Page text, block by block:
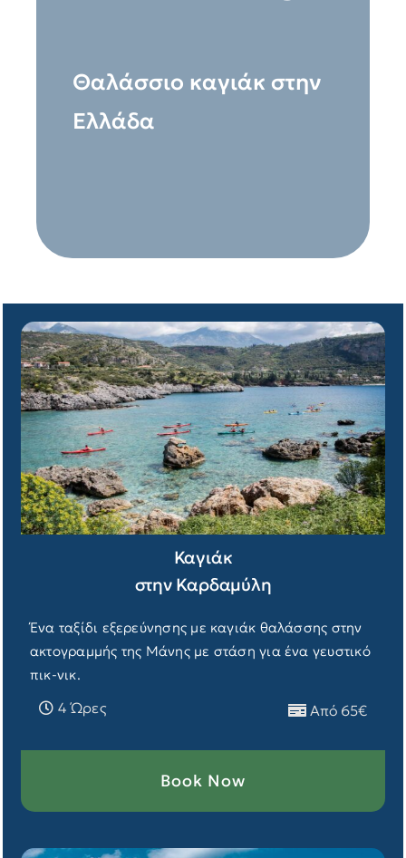
Θαλάσσιο καγιάκ στην
Ελλάδα
Καγιάκ
στην Καρδαμύλη
Ένα ταξίδι εξερεύνησης με καγιάκ θαλάσσης στην
ακτογραμμής της Μάνης με στάση για ένα γευστικό
πικ-νικ.
4 Ώρες Από 65€
Book Now